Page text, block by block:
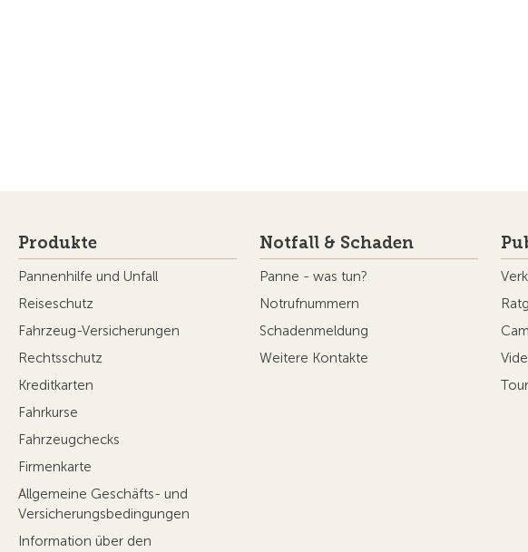
Produkte
Pannenhilfe und Unfall
Reiseschutz
Fahrzeug-Versicherungen
Rechtsschutz
Kreditkarten
Fahrkurse
Fahrzeugchecks
Firmenkarte
Allgemeine Geschäfts- und
Versicherungsbedingungen
Information über den
Notfall & Schaden
Panne - was tun?
Notrufnummern
Schadenmeldung
Weitere Kontakte